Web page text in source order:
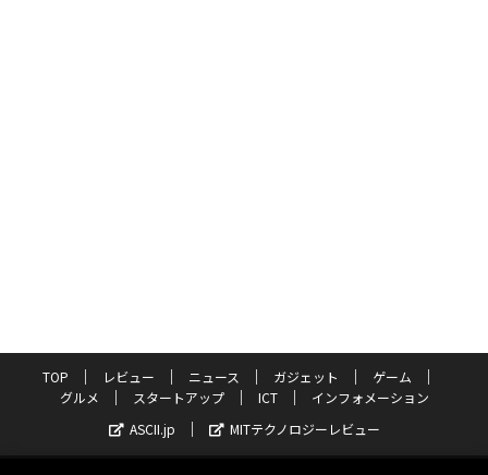
TOP レビュー ニュース ガジェット
ゲーム
グルメ
スタートアップ ICT
インフォメーション
ASCII.jp
MITテクノロジーレビュー